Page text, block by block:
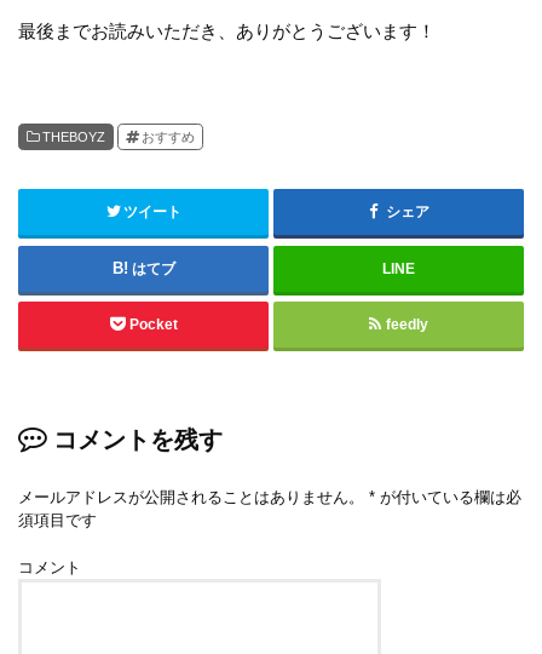
最後までお読みいただき、ありがとうございます！
THEBOYZ おすすめ
ツイート シェア
はてブ LINE
Pocket feedly
コメントを残す
メールアドレスが公開されることはありません。 * が付いている欄は必
須項目です
コメント